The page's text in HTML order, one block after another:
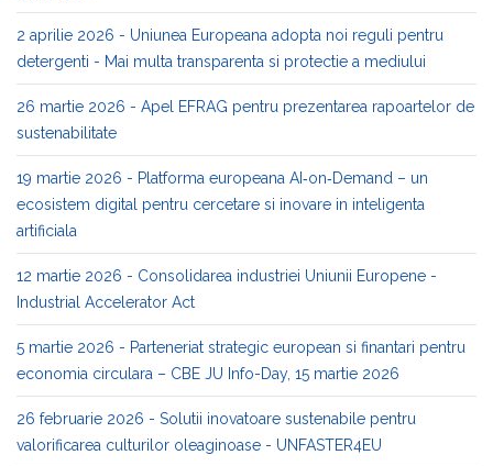
2 aprilie 2026 - Uniunea Europeana adopta noi reguli pentru
detergenti - Mai multa transparenta si protectie a mediului
26 martie 2026 - Apel EFRAG pentru prezentarea rapoartelor de
sustenabilitate
19 martie 2026 - Platforma europeana AI‑on‑Demand – un
ecosistem digital pentru cercetare si inovare in inteligenta
artificiala
12 martie 2026 - Consolidarea industriei Uniunii Europene -
Industrial Accelerator Act
5 martie 2026 - Parteneriat strategic european si finantari pentru
economia circulara – CBE JU Info-Day, 15 martie 2026
26 februarie 2026 - Solutii inovatoare sustenabile pentru
valorificarea culturilor oleaginoase - UNFASTER4EU